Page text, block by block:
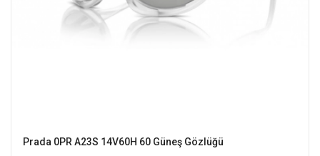
Prada 0PR A23S 14V60H 60 Güneş Gözlüğü